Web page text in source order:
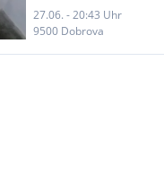
27.06. - 20:43 Uhr
9500 Dobrova